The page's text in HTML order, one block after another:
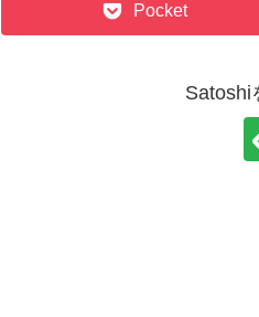
Pocket
Satoshi